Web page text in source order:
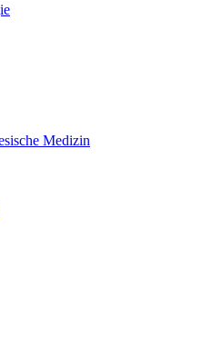
Medizin